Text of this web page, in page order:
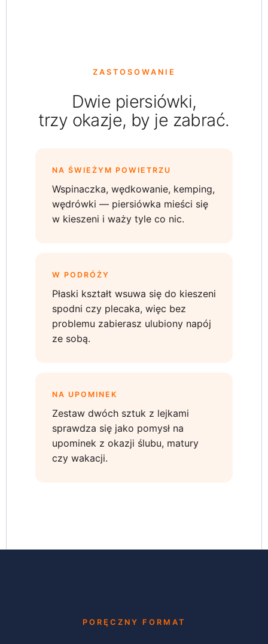
ZASTOSOWANIE
Dwie piersiówki,
trzy okazje, by je zabrać.
NA ŚWIEŻYM POWIETRZU
Wspinaczka, wędkowanie, kemping,
wędrówki — piersiówka mieści się
w kieszeni i waży tyle co nic.
W PODRÓŻY
Płaski kształt wsuwa się do kieszeni
spodni czy plecaka, więc bez
problemu zabierasz ulubiony napój
ze sobą.
NA UPOMINEK
Zestaw dwóch sztuk z lejkami
sprawdza się jako pomysł na
upominek z okazji ślubu, matury
czy wakacji.
PORĘCZNY FORMAT